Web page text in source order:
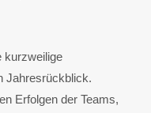
kurzweilige
Jahresrückblick.
Erfolgen der Teams,